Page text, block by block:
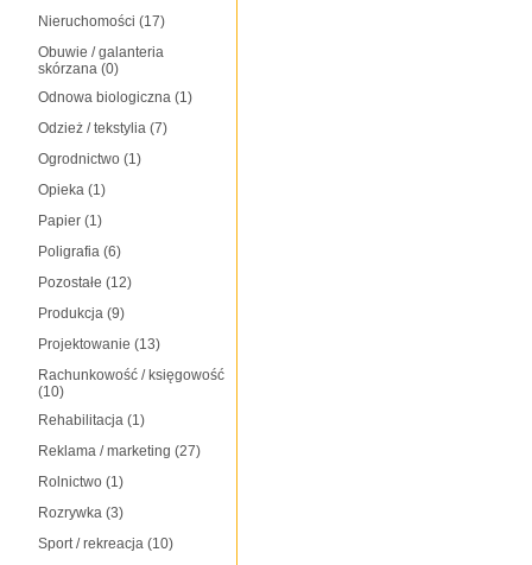
Nieruchomości (17)
Obuwie / galanteria
skórzana (0)
Odnowa biologiczna (1)
Odzież / tekstylia (7)
Ogrodnictwo (1)
Opieka (1)
Papier (1)
Poligrafia (6)
Pozostałe (12)
Produkcja (9)
Projektowanie (13)
Rachunkowość / księgowość
(10)
Rehabilitacja (1)
Reklama / marketing (27)
Rolnictwo (1)
Rozrywka (3)
Sport / rekreacja (10)